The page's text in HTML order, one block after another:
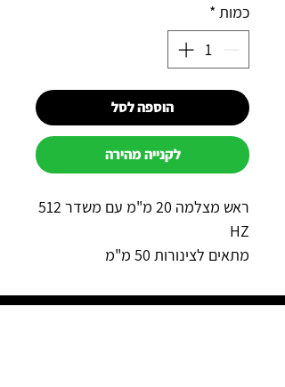
כמות *
הוספה לסל
לקנייה מהירה
ראש מצלמה 20 מ"מ עם משדר 512
HZ
מתאים לצינורות 50 מ"מ
אחריות שנה